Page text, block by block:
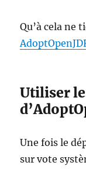
Qu’à cela ne
Utiliser
Une fois le
sur vote